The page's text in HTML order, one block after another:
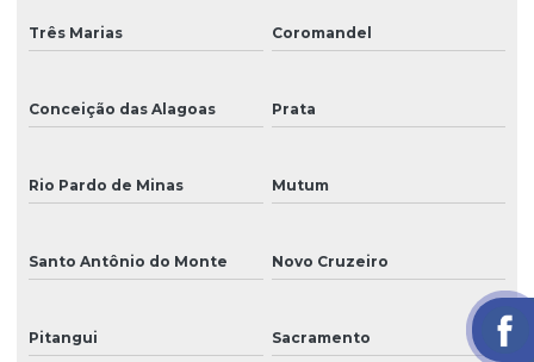
Três Marias Coromandel
Conceição das Alagoas Prata
Rio Pardo de Minas Mutum
Santo Antônio do Monte Novo Cruzeiro
Pitangui Sacramento